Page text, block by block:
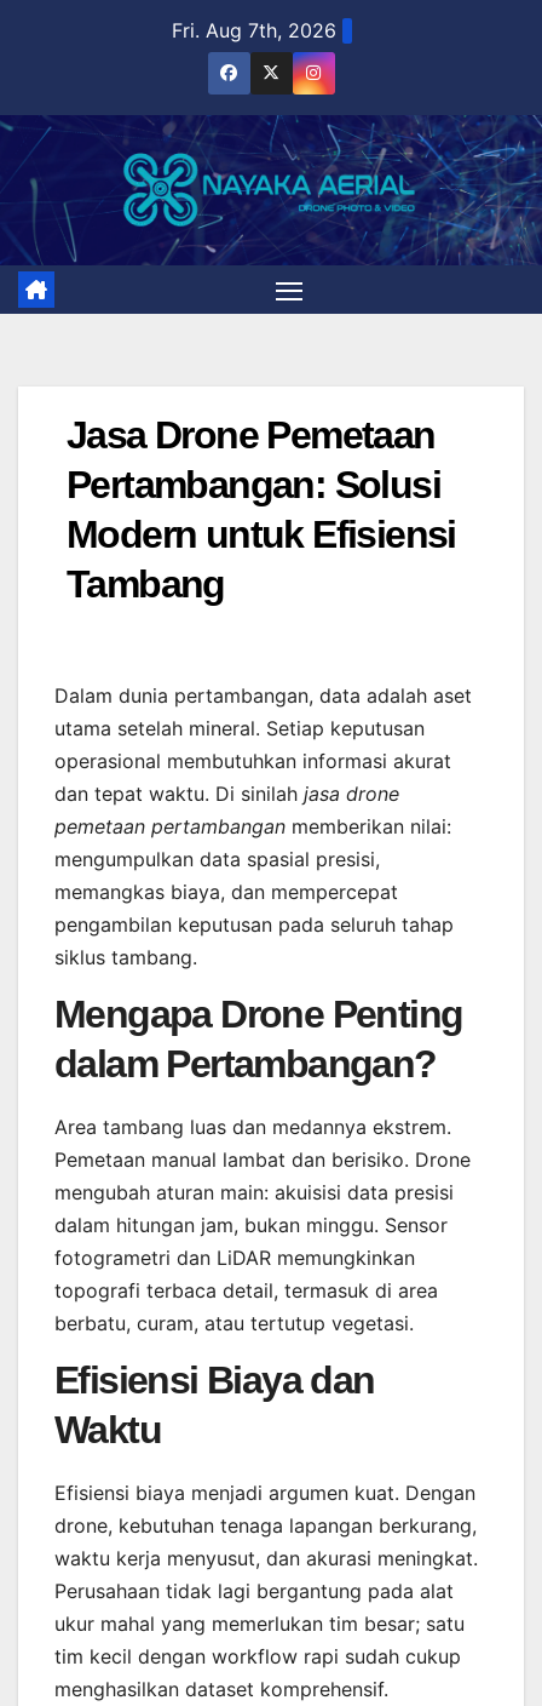
Fri. Aug 7th, 2026
Jasa Drone Pemetaan
Pertambangan: Solusi
Modern untuk Efisiensi
Tambang
Dalam dunia pertambangan, data adalah aset
utama setelah mineral. Setiap keputusan
operasional membutuhkan informasi akurat
dan tepat waktu. Di sinilah jasa drone
pemetaan pertambangan memberikan nilai:
mengumpulkan data spasial presisi,
memangkas biaya, dan mempercepat
pengambilan keputusan pada seluruh tahap
siklus tambang.
Mengapa Drone Penting
dalam Pertambangan?
Area tambang luas dan medannya ekstrem.
Pemetaan manual lambat dan berisiko. Drone
mengubah aturan main: akuisisi data presisi
dalam hitungan jam, bukan minggu. Sensor
fotogrametri dan LiDAR memungkinkan
topografi terbaca detail, termasuk di area
berbatu, curam, atau tertutup vegetasi.
Efisiensi Biaya dan
Waktu
Efisiensi biaya menjadi argumen kuat. Dengan
drone, kebutuhan tenaga lapangan berkurang,
waktu kerja menyusut, dan akurasi meningkat.
Perusahaan tidak lagi bergantung pada alat
ukur mahal yang memerlukan tim besar; satu
tim kecil dengan workflow rapi sudah cukup
menghasilkan dataset komprehensif.